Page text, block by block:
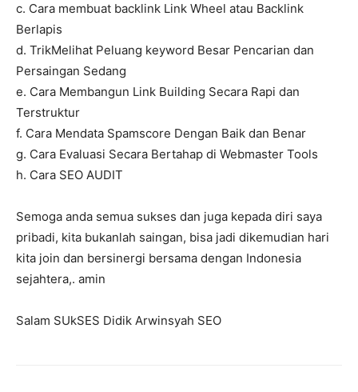
c. Cara membuat backlink Link Wheel atau Backlink
Berlapis
d. TrikMelihat Peluang keyword Besar Pencarian dan
Persaingan Sedang
e. Cara Membangun Link Building Secara Rapi dan
Terstruktur
f. Cara Mendata Spamscore Dengan Baik dan Benar
g. Cara Evaluasi Secara Bertahap di Webmaster Tools
h. Cara SEO AUDIT
Semoga anda semua sukses dan juga kepada diri saya
pribadi, kita bukanlah saingan, bisa jadi dikemudian hari
kita join dan bersinergi bersama dengan Indonesia
sejahtera,. amin
Salam SUkSES Didik Arwinsyah SEO